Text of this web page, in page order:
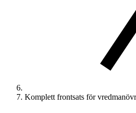
Komplett frontsats för